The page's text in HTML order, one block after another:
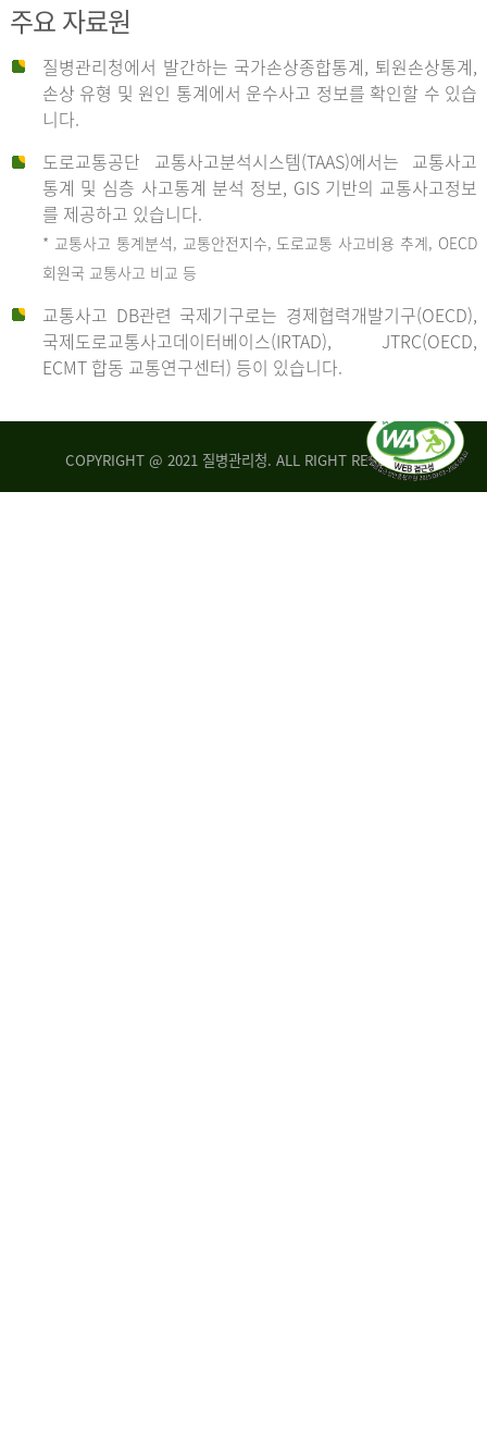
사
주요 자료원
질병관리청에서 발간하는 국가손상종합통계, 퇴원손상통계,
손상 유형 및 원인 통계에서 운수사고 정보를 확인할 수 있습
니다.
도로교통공단 교통사고분석시스템(TAAS)에서는 교통사고
통계 및 심층 사고통계 분석 정보, GIS 기반의 교통사고정보
를 제공하고 있습니다.
* 교통사고 통계분석, 교통안전지수, 도로교통 사고비용 추계, OECD
회원국 교통사고 비교 등
교통사고 DB관련 국제기구로는 경제협력개발기구(OECD),
국제도로교통사고데이터베이스(IRTAD), JTRC(OECD,
ECMT 합동 교통연구센터) 등이 있습니다.
COPYRIGHT @ 2021 질병관리청. ALL RIGHT RESERVED